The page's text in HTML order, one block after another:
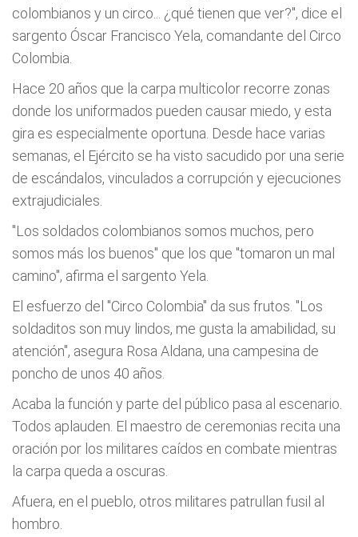
colombianos y un circo... ¿qué tienen que ver?", dice el
sargento Óscar Francisco Yela, comandante del Circo
Colombia.
Hace 20 años que la carpa multicolor recorre zonas
donde los uniformados pueden causar miedo, y esta
gira es especialmente oportuna. Desde hace varias
semanas, el Ejército se ha visto sacudido por una serie
de escándalos, vinculados a corrupción y ejecuciones
extrajudiciales.
"Los soldados colombianos somos muchos, pero
somos más los buenos" que los que "tomaron un mal
camino", afirma el sargento Yela.
El esfuerzo del "Circo Colombia" da sus frutos. "Los
soldaditos son muy lindos, me gusta la amabilidad, su
atención", asegura Rosa Aldana, una campesina de
poncho de unos 40 años.
Acaba la función y parte del público pasa al escenario.
Todos aplauden. El maestro de ceremonias recita una
oración por los militares caídos en combate mientras
la carpa queda a oscuras.
Afuera, en el pueblo, otros militares patrullan fusil al
hombro.